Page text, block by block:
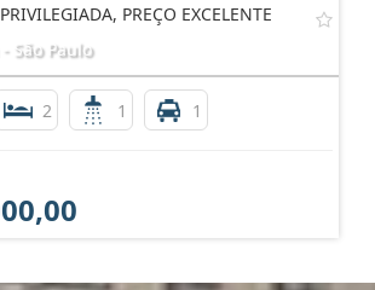
PREÇO EXCELENTE
São Paulo
2 1 1